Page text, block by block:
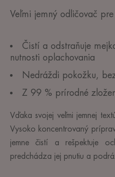
Veľmi jemný odličovač
Čistí a odstraňuje
nutnosti oplachovania
Nedráždi pokožku,
Z 99 % prírodné
Vďaka svojej veľmi jemnej
Vysoko koncentrovaný
jemne čistí a rešpektuje
predchádza jej pnutiu a